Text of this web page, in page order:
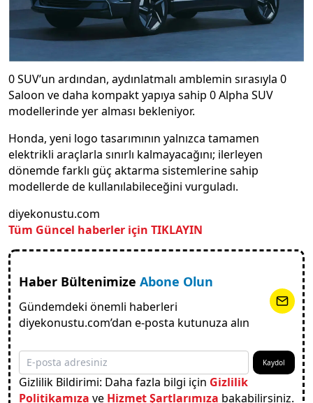
0 SUV’un ardından, aydınlatmalı amblemin sırasıyla 0
Saloon ve daha kompakt yapıya sahip 0 Alpha SUV
modellerinde yer alması bekleniyor.
Honda, yeni logo tasarımının yalnızca tamamen
elektrikli araçlarla sınırlı kalmayacağını; ilerleyen
dönemde farklı güç aktarma sistemlerine sahip
modellerde de kullanılabileceğini vurguladı.
diyekonustu.com
Tüm Güncel haberler için TIKLAYIN
Haber Bültenimize Abone Olun
Gündemdeki önemli haberleri
diyekonustu.com’dan e-posta kutunuza alın
Kaydol
Gizlilik Bildirimi: Daha fazla bilgi için Gizlilik
Politikamıza ve Hizmet Şartlarımıza bakabilirsiniz.